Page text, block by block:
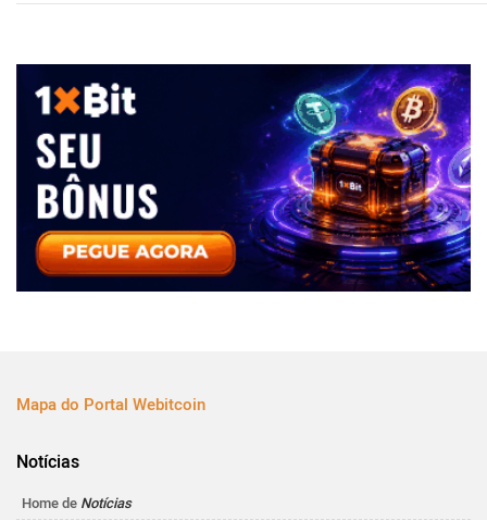
Mapa do Portal Webitcoin
Notícias
Home de Notícias